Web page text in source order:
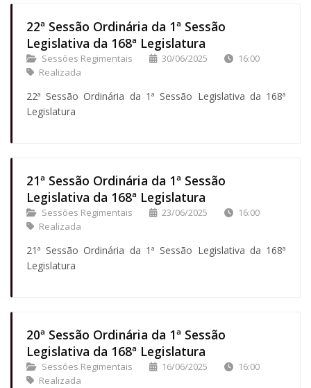
22ª Sessão Ordinária da 1ª Sessão
Legislativa da 168ª Legislatura
Sessões Regimentais 30/06/2025
16:00
Realizada
22ª Sessão Ordinária da 1ª Sessão Legislativa da 168ª
Legislatura
21ª Sessão Ordinária da 1ª Sessão
Legislativa da 168ª Legislatura
Sessões Regimentais 23/06/2025
16:00
Realizada
21ª Sessão Ordinária da 1ª Sessão Legislativa da 168ª
Legislatura
20ª Sessão Ordinária da 1ª Sessão
Legislativa da 168ª Legislatura
Sessões Regimentais 16/06/2025
16:00
Realizada